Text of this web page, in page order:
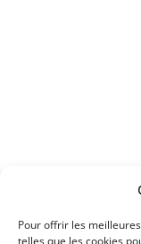
Pour offrir les
telles que les cookies